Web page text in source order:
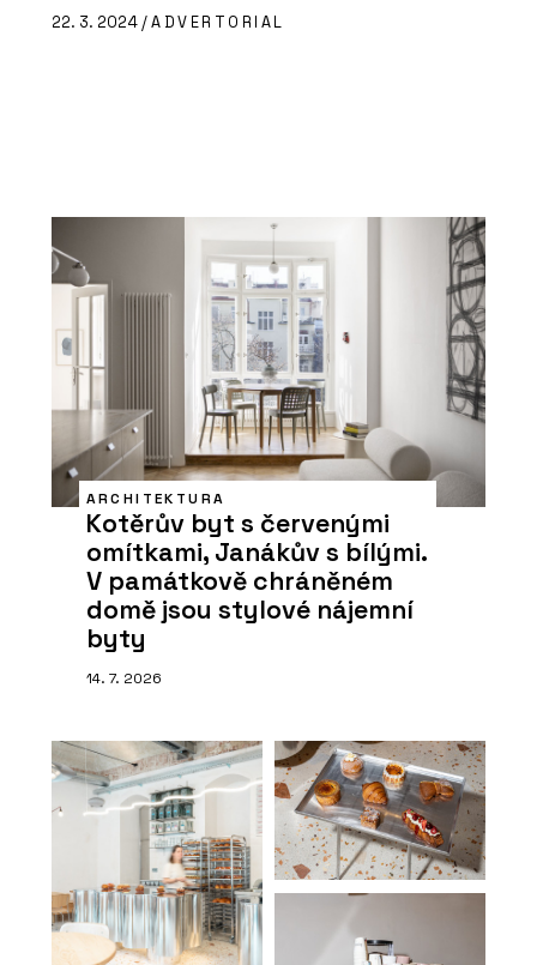
22. 3. 2024 /ADVERTORIAL
ARCHITEKTURA
Kotěrův byt s červenými
omítkami, Janákův s bílými.
V památkově chráněném
domě jsou stylové nájemní
byty
14. 7. 2026